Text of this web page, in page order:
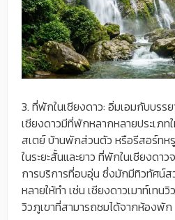
3. ที่พักในเชียงดาว: อิ่มเอมกับบรร
เชียงดาวมีที่พักหลากหลายประเภทใ
สเตย์ บ้านพักส่วนตัว หรือรีสอร์ทห
ในระยะสั้นและยาว ที่พักในเชียงดาว
การบริการที่อบอุ่น ซึ่งมักมีทิวทัศน์
หลายให้ทำ เช่น เชียงดาวเมาท์เท
วิวภูเขาที่สามารถชมได้จากห้องพัก